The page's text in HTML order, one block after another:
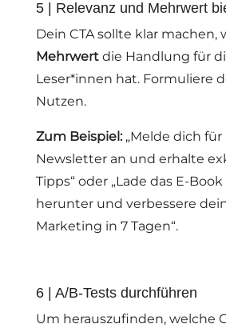
5 | Relevanz und Mehrwert
Dein CTA sollte klar machen,
Mehrwertdie Handlung für
Leser*innen hat. Formuliere
Nutzen.
Zum Beispiel:„Melde dich für
Newsletter an und erhalte
Tipps“ oder „Lade das E-Book
herunter und verbessere
Marketing in 7 Tagen“.
6 | A/B-Tests durchführen
Um herauszufinden, welche